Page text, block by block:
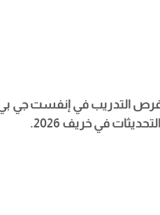
فرص التدريب في إنفست جي
في خريف 2026.